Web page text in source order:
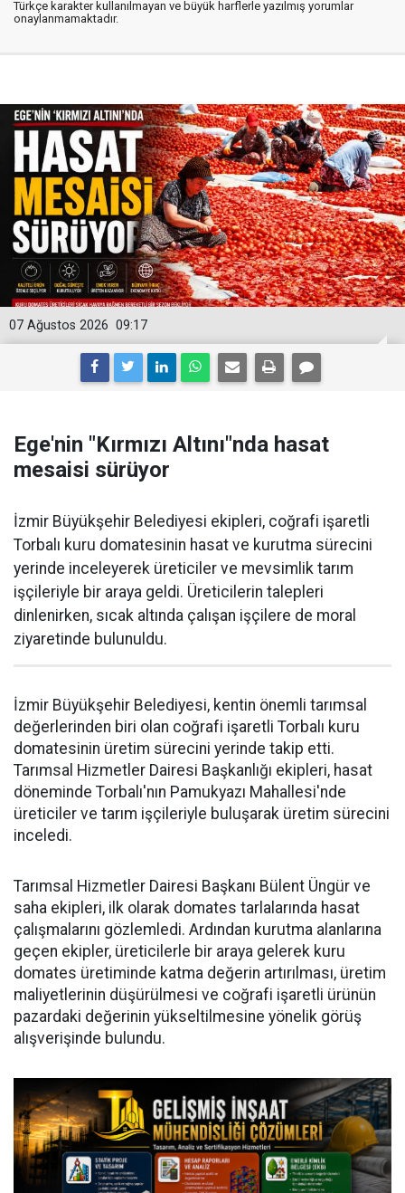
Türkçe karakter kullanılmayan ve büyük harflerle yazılmış yorumlar
onaylanmamaktadır.
09:17
07 Ağustos 2026
Ege'nin "Kırmızı Altını"nda hasat
mesaisi sürüyor
İzmir Büyükşehir Belediyesi ekipleri, coğrafi işaretli
Torbalı kuru domatesinin hasat ve kurutma sürecini
yerinde inceleyerek üreticiler ve mevsimlik tarım
işçileriyle bir araya geldi. Üreticilerin talepleri
dinlenirken, sıcak altında çalışan işçilere de moral
ziyaretinde bulunuldu.
İzmir Büyükşehir Belediyesi, kentin önemli tarımsal
değerlerinden biri olan coğrafi işaretli Torbalı kuru
domatesinin üretim sürecini yerinde takip etti.
Tarımsal Hizmetler Dairesi Başkanlığı ekipleri, hasat
döneminde Torbalı'nın Pamukyazı Mahallesi'nde
üreticiler ve tarım işçileriyle buluşarak üretim sürecini
inceledi.
Tarımsal Hizmetler Dairesi Başkanı Bülent Üngür ve
saha ekipleri, ilk olarak domates tarlalarında hasat
çalışmalarını gözlemledi. Ardından kurutma alanlarına
geçen ekipler, üreticilerle bir araya gelerek kuru
domates üretiminde katma değerin artırılması, üretim
maliyetlerinin düşürülmesi ve coğrafi işaretli ürünün
pazardaki değerinin yükseltilmesine yönelik görüş
alışverişinde bulundu.